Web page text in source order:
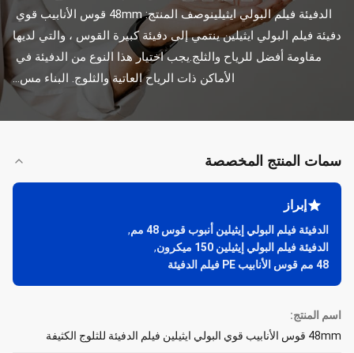
دفيئة فيلم البولي ايثيلين ينتمي إلى دفيئة كبيرة القوس ، والتي لديها
الأماكن ذات الرياح العاتية والثلوج. البناء مس...
سمات المنتج المخصصة
إبراز
الدفيئة فيلم البولي إيثيلين أنبوب قوس 48 مم
,
الدفيئة فيلم البولي إيثيلين 150 ميكرون
,
48 مم قوس الأنابيب PE فيلم الدفيئة
اسم المنتج:
48mm قوس الأنابيب قوي البولي ايثيلين فيلم الدفيئة للثلوج الكثيفة